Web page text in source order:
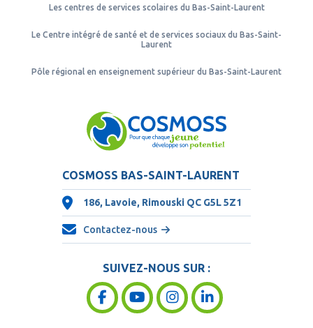
Les centres de services scolaires du Bas-Saint-Laurent
Le Centre intégré de santé et de services sociaux du Bas-Saint-
Laurent
Pôle régional en enseignement supérieur du Bas-Saint-Laurent
COSMOSS BAS-SAINT-LAURENT
186, Lavoie, Rimouski QC G5L 5Z1
Contactez-nous
SUIVEZ-NOUS SUR :